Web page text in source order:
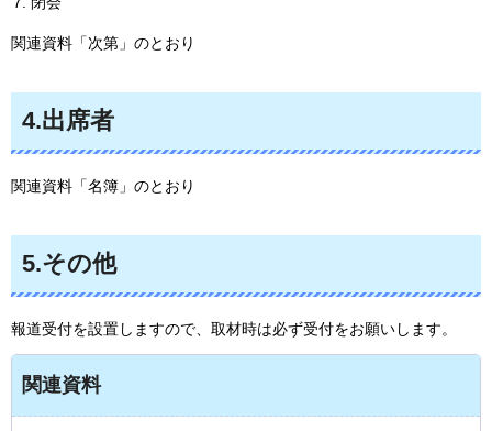
関連資料「次第」のとおり
4.出席者
関連資料「名簿」のとおり
5.その他
報道受付を設置しますので、取材時は必ず受付をお願いします。
関連資料